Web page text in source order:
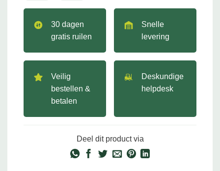
30 dagen
gratis ruilen
Snelle
levering
Veilig
bestellen &
betalen
Deskundige
helpdesk
Deel dit product via